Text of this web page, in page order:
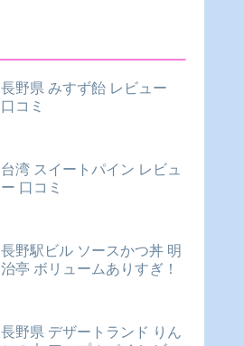
長野県 みすず飴 レビュー
口コミ
台湾 スイートパイン レビュ
ー 口コミ
長野駅ビル ソースかつ丼 明
治亭 ボリュームありすぎ！
長野県 デザートランド りん